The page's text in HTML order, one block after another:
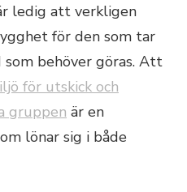
ledig att verkligen
för den som tar
behöver göras. Att
för utskick och
gruppen är en
lönar sig i både